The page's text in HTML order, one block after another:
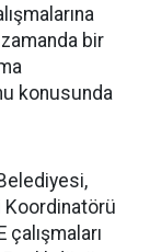
bir
konusunda
Koordinatörü
çalışmaları